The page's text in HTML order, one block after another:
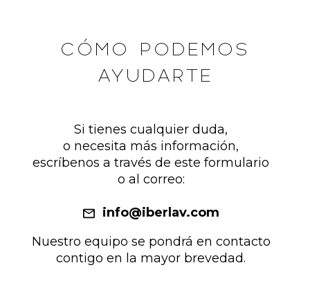
CÓMO PODEMOS
AYUDARTE
Si tienes cualquier duda,
o necesita más información,
escríbenos a través de este formulario
o al correo:
info@iberlav.com
Nuestro equipo se pondrá en contacto
contigo en la mayor brevedad.